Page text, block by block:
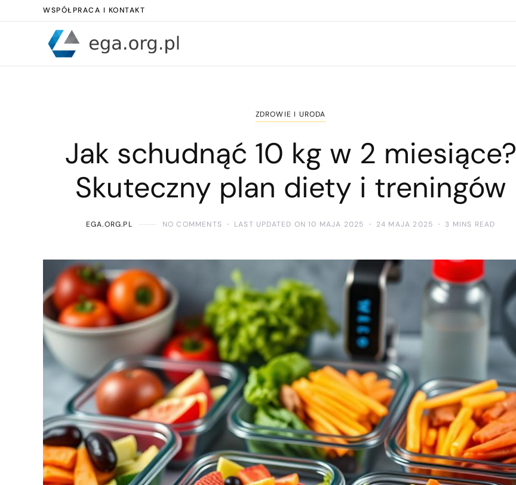
WSPÓŁPRACA I KONTAKT
ZDROWIE I URODA
Jak schudnąć 10 kg w 2 miesiące?
Skuteczny plan diety i treningów
EGA.ORG.PL NO COMMENTS LAST UPDATED ON 10 MAJA 2025 24 MAJA 2025 3 MINS READ